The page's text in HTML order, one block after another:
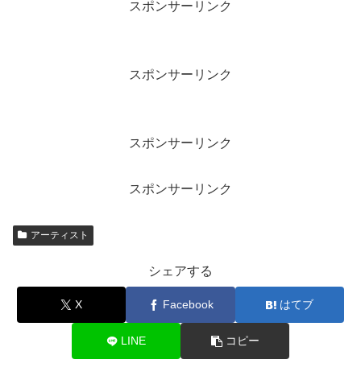
スポンサーリンク
スポンサーリンク
スポンサーリンク
スポンサーリンク
アーティスト
シェアする
X Facebook はてブ
LINE コピー